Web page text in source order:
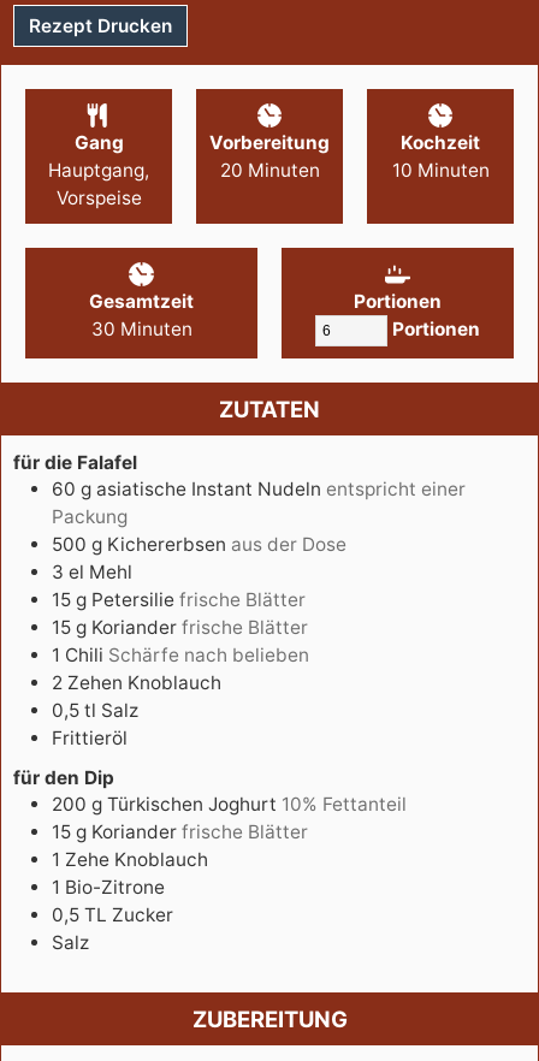
Rezept Drucken
Gang
Hauptgang,
Vorspeise
Vorbereitung
20 Minuten
Kochzeit
10 Minuten
Gesamtzeit
30 Minuten
Portionen
Portionen
ZUTATEN
für die Falafel
60 g asiatische Instant Nudeln entspricht einer
Packung
500 g Kichererbsen aus der Dose
3 el Mehl
15 g Petersilie frische Blätter
15 g Koriander frische Blätter
1 Chili Schärfe nach belieben
2 Zehen Knoblauch
0,5 tl Salz
Frittieröl
für den Dip
200 g Türkischen Joghurt 10% Fettanteil
15 g Koriander frische Blätter
1 Zehe Knoblauch
1 Bio-Zitrone
0,5 TL Zucker
Salz
ZUBEREITUNG